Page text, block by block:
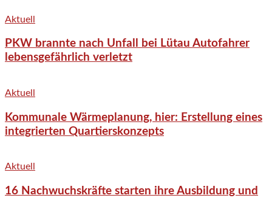
Aktuell
PKW brannte nach Unfall bei Lütau Autofahrer
lebensgefährlich verletzt
Aktuell
Kommunale Wärmeplanung, hier: Erstellung eines
integrierten Quartierskonzepts
Aktuell
16 Nachwuchskräfte starten ihre Ausbildung und